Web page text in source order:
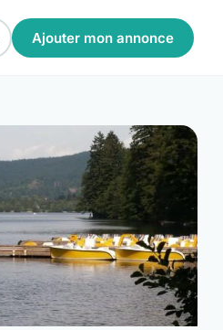
Ajouter mon annonce